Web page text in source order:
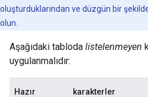
oluşturduklarından ve düzgün bir
olun.
Aşağıdaki tabloda listelenmeyen
uygulanmalıdır:
Hazır karakterler